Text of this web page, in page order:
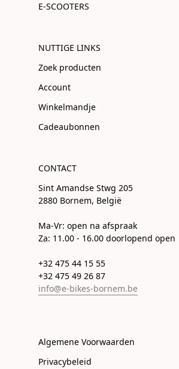
E-SCOOTERS
NUTTIGE LINKS
Zoek producten
Account
Winkelmandje
Cadeaubonnen
CONTACT
Sint Amandse Stwg 205
2880 Bornem, België
Ma-Vr: open na afspraak
Za: 11.00 - 16.00 doorlopend open
+32 475 44 15 55
+32 475 49 26 87
info@e-bikes-bornem.be
Algemene Voorwaarden
Privacybeleid